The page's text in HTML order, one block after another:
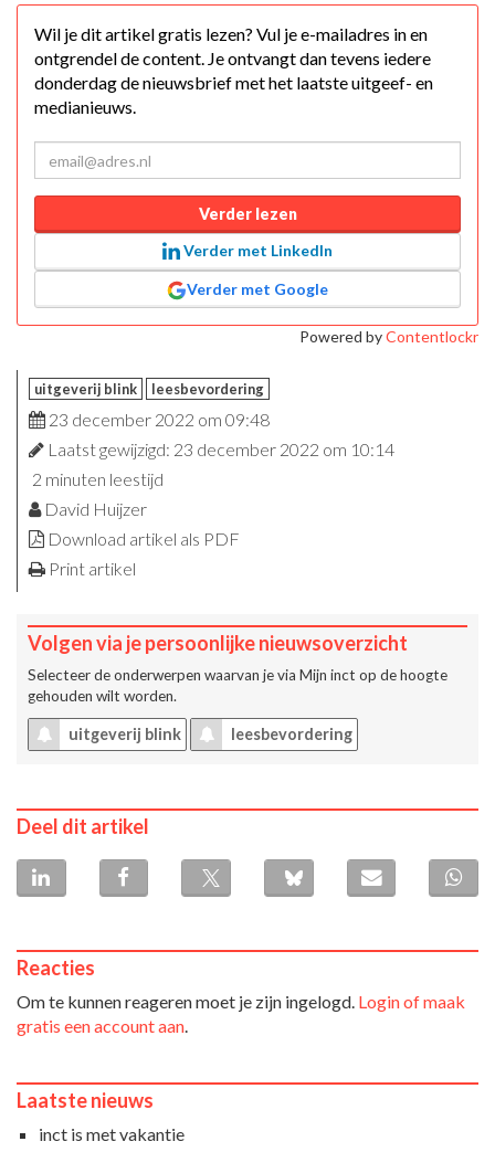
Wil je dit artikel gratis lezen? Vul je e-mailadres in en
ontgrendel de content. Je ontvangt dan tevens iedere
donderdag de nieuwsbrief met het laatste uitgeef- en
medianieuws.
Verder lezen
Verder met LinkedIn
Verder met Google
Powered byContentlockr
uitgeverij blink leesbevordering
23 december 2022 om 09:48
Laatst gewijzigd: 23 december 2022 om 10:14
2 minuten leestijd
David Huijzer
Download artikel als PDF
Print artikel
Volgen via je persoonlijke nieuwsoverzicht
Selecteer de onderwerpen waarvan je via Mijn inct op de hoogte
gehouden wilt worden.
uitgeverij blink leesbevordering
Deel dit artikel
Reacties
Om te kunnen reageren moet je zijn ingelogd. Login of maak
gratis een account aan.
Laatste nieuws
inct is met vakantie